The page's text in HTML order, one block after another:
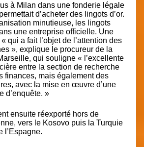
à Milan dans une fonderie légale
d’acheter des lingots d’or.
minutieuse, les lingots
une entreprise officielle. Une
qui a fait l’objet de l’attention des
», explique le procureur de la
qui souligne « l’excellente
entre la section de recherche
finances, mais également des
avec la mise en œuvre d’une
d’enquête. »
ensuite réexporté hors de
vers le Kosovo puis la Turquie
l’Espagne.